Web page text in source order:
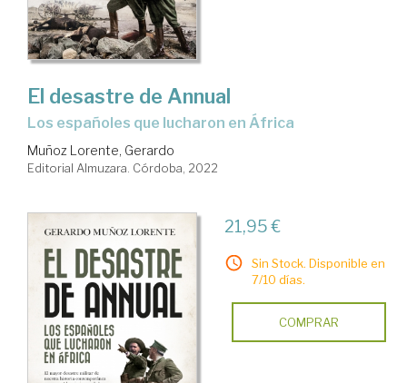
El desastre de Annual
los españoles que lucharon en África
Muñoz Lorente, Gerardo
Editorial Almuzara. Córdoba, 2022
21,95 €
Sin Stock. Disponible en
7/10 días.
COMPRAR